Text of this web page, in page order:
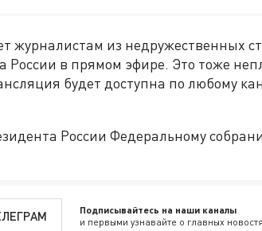
журналистам из недружественных
России в прямом эфире. Это тоже
будет доступна по любому
России Федеральному
Подписывайтесь на наши каналы
и первыми узнавайте о главных